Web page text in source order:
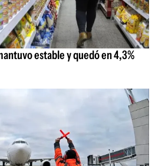
estable y quedó en 4,3%